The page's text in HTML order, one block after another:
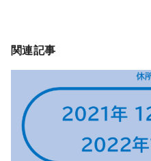
関連記事